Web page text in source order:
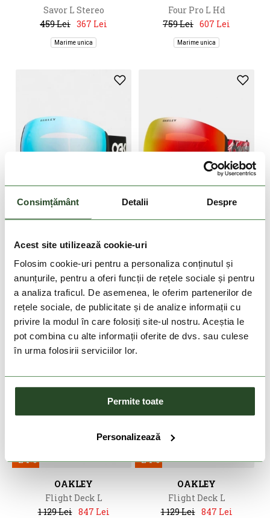
Consimțământ Detalii Despre
Acest site utilizează cookie-uri
Folosim cookie-uri pentru a personaliza conținutul și
anunțurile, pentru a oferi funcții de rețele sociale și pentru
a analiza traficul. De asemenea, le oferim partenerilor de
rețele sociale, de publicitate și de analize informații cu
privire la modul în care folosiți site-ul nostru. Aceștia le
pot combina cu alte informații oferite de dvs. sau culese
în urma folosirii serviciilor lor.
Permite toate
Personalizează
Savor L Stereo
459 Lei 367 Lei
Marime unica
Four Pro L Hd
759 Lei 607 Lei
Marime unica
DOAR ONLINE
OAKLEY
1 129 Lei 960 Lei
DOAR ONLINE
1 129 Lei 847 Lei
-24%
OAKLEY
Flight Deck L
1 129 Lei 847 Lei
DOAR ONLINE
-24%
OAKLEY
Flight Deck L
1 129 Lei 847 Lei